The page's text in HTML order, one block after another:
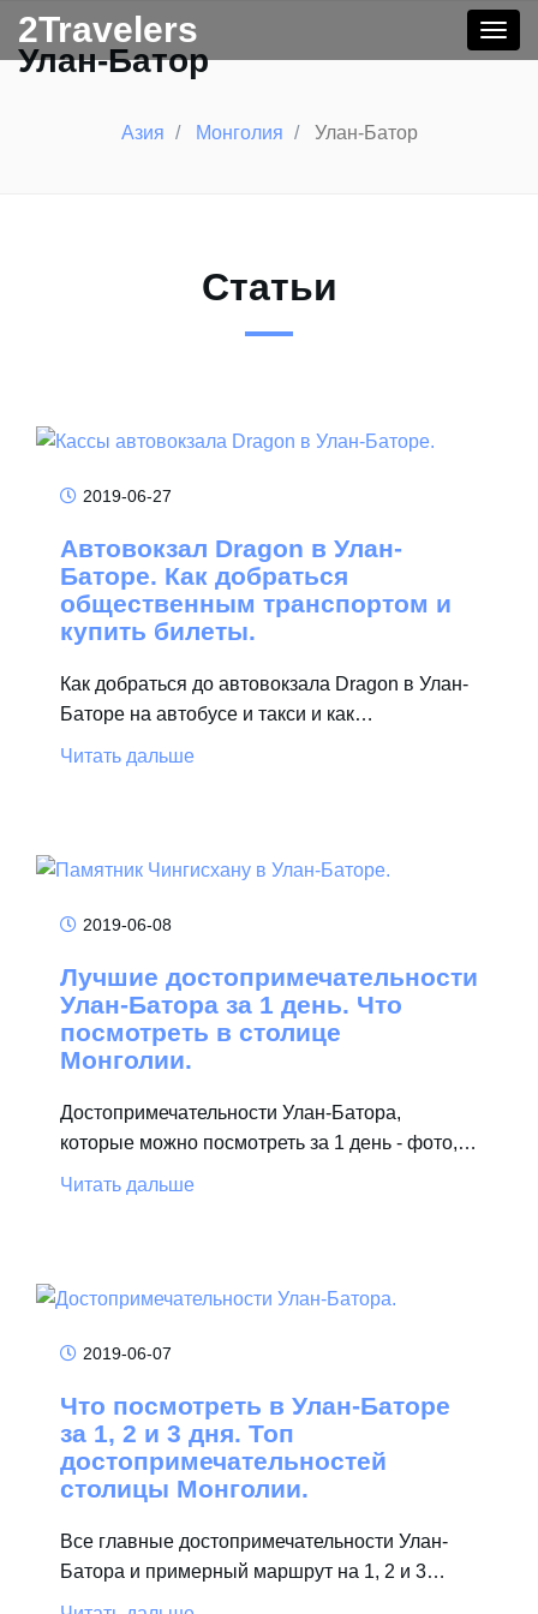
Перейти
основному
2Travelers
Улан-Батор
Азия Монголия Улан-Батор
Статьи
2019-06-27
Автовокзал Dragon в Улан-
Баторе. Как добраться
общественным транспортом и
купить билеты.
Как добраться до автовокзала Dragon в Улан-
Баторе на автобусе и такси и как…
Читать дальше
2019-06-08
Лучшие достопримечательности
Улан-Батора за 1 день. Что
посмотреть в столице
Монголии.
Достопримечательности Улан-Батора,
которые можно посмотреть за 1 день - фото,…
Читать дальше
2019-06-07
Что посмотреть в Улан-Баторе
за 1, 2 и 3 дня. Топ
достопримечательностей
столицы Монголии.
Все главные достопримечательности Улан-
Батора и примерный маршрут на 1, 2 и 3…